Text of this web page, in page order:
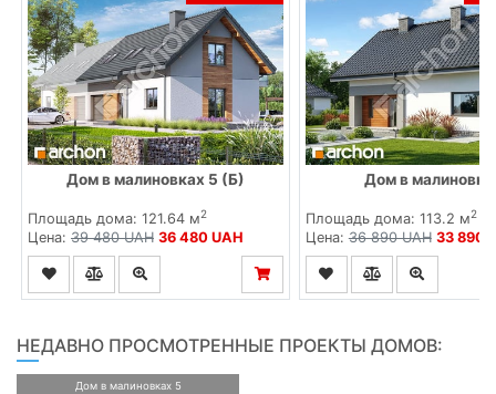
Дом в малиновках 5 (Б)
Площадь дома: 121.64 м2
Цена: 39 480 UAH 36 480 UAH
Дом в
Площадь дома: 113.2 м2
Цена:36 890 UAH 33 890
НЕДАВНО ПРОСМОТРЕННЫЕ ПРОЕКТЫ ДОМОВ:
Дом в малиновках 5